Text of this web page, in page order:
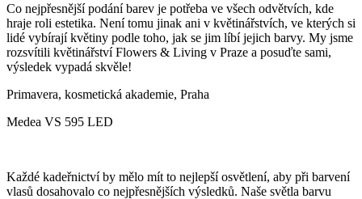
Co nejpřesnější podání barev je potřeba ve všech odvětvích, kde
hraje roli estetika. Není tomu jinak ani v květinářstvích, ve kterých si
lidé vybírají květiny podle toho, jak se jim líbí jejich barvy. My jsme
rozsvítili květinářství Flowers & Living v Praze a posuďte sami,
výsledek vypadá skvěle!
Primavera, kosmetická akademie, Praha
Medea VS 595 LED
Každé kadeřnictví by mělo mít to nejlepší osvětlení, aby při barvení
vlasů dosahovalo co nejpřesnějších výsledků. Naše světla barvu